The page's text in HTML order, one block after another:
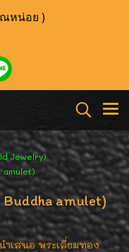
ณหน่อย )
Jewelry)
amulet)
Buddha amulet)
เสนอ พระเลี่ยมทอง